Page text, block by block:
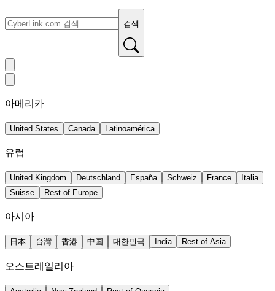
검색
아메리카
United States Canada Latinoamérica
유럽
United Kingdom Deutschland España Schweiz France
Italia
Suisse
Rest of Europe
아시아
日本 台灣 香港 中国 대한민국 India Rest of Asia
오스트레일리아